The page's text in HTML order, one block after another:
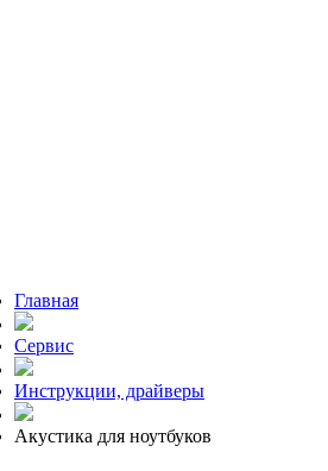
Главная
Сервис
Инструкции, драйверы
Акустика для ноутбуков